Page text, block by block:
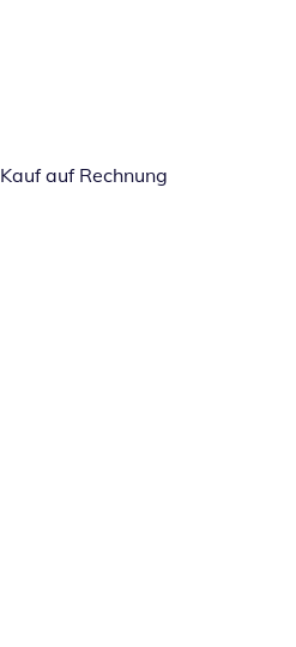
Kauf auf Rechnung